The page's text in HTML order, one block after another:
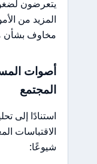
يتعرضون
المزيد من
مخاوف بشأن
أصوات
المجتمع
استنادًا إلى
الاقتباسات
شيوعًا: